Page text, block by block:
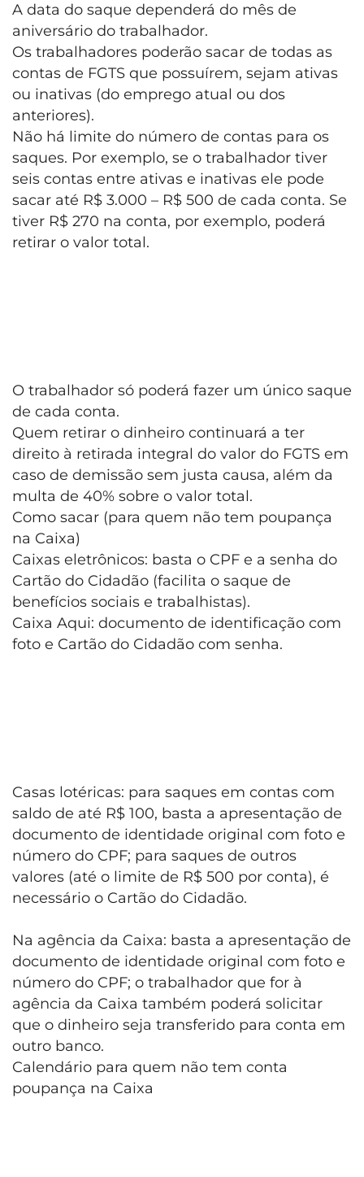
A data do saque dependerá do mês de
aniversário do trabalhador.
Os trabalhadores poderão sacar de todas as
contas de FGTS que possuírem, sejam ativas
ou inativas (do emprego atual ou dos
anteriores).
Não há limite do número de contas para os
saques. Por exemplo, se o trabalhador tiver
seis contas entre ativas e inativas ele pode
sacar até R$ 3.000 – R$ 500 de cada conta. Se
tiver R$ 270 na conta, por exemplo, poderá
retirar o valor total.
O trabalhador só poderá fazer um único saque
de cada conta.
Quem retirar o dinheiro continuará a ter
direito à retirada integral do valor do FGTS em
caso de demissão sem justa causa, além da
multa de 40% sobre o valor total.
Como sacar (para quem não tem poupança
na Caixa)
Caixas eletrônicos: basta o CPF e a senha do
Cartão do Cidadão (facilita o saque de
benefícios sociais e trabalhistas).
Caixa Aqui: documento de identificação com
foto e Cartão do Cidadão com senha.
Casas lotéricas: para saques em contas com
saldo de até R$ 100, basta a apresentação de
documento de identidade original com foto e
número do CPF; para saques de outros
valores (até o limite de R$ 500 por conta), é
necessário o Cartão do Cidadão.
Na agência da Caixa: basta a apresentação de
documento de identidade original com foto e
número do CPF; o trabalhador que for à
agência da Caixa também poderá solicitar
que o dinheiro seja transferido para conta em
outro banco.
Calendário para quem não tem conta
poupança na Caixa